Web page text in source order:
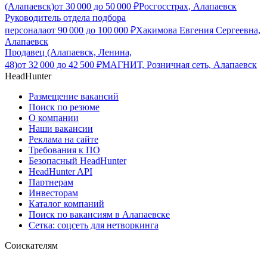
(Алапаевск)от 30 000 до 50 000 ₽Росгосстрах, Алапаевск
Руководитель отдела подбора
персоналаот 90 000 до 100 000 ₽Хакимова Евгения Сергеевна,
Алапаевск
Продавец (Алапаевск, Ленина,
48)от 32 000 до 42 500 ₽МАГНИТ, Розничная сеть, Алапаевск
HeadHunter
Размещение вакансий
Поиск по резюме
О компании
Наши вакансии
Реклама на сайте
Требования к ПО
Безопасный HeadHunter
HeadHunter API
Партнерам
Инвесторам
Каталог компаний
Поиск по вакансиям в Алапаевске
Сетка: соцсеть для нетворкинга
Соискателям